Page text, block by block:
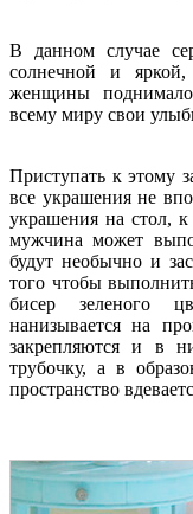
В данном случае
солнечной и
женщины
всему миру свои
Приступать к этому
все украшения не
украшения на стол, к
мужчина может
будут необычно и
того чтобы
бисер зеленого
нанизывается на
закрепляются и в
трубочку, а в
пространство